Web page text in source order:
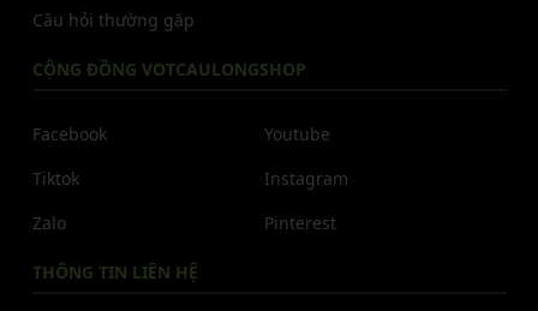
Câu hỏi thường gặp
CỘNG ĐỒNG VOTCAULONGSHOP
Facebook
Tiktok
Zalo
Youtube
Instagram
Pinterest
THÔNG TIN LIÊN HỆ